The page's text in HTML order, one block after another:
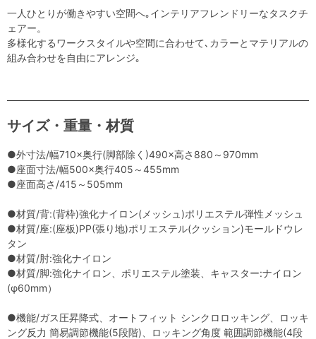
一人ひとりが働きやすい空間へ｡インテリアフレンドリーなタスクチ
ェアー。
多様化するワークスタイルや空間に合わせて､カラーとマテリアルの
組み合わせを自由にアレンジ｡
サイズ・重量・材質
●外寸法/幅710×奥行(脚部除く)490×高さ880～970mm
●座面寸法/幅500×奥行405～455mm
●座面高さ/415～505mm
●材質/背:(背枠)強化ナイロン(メッシュ)ポリエステル弾性メッシュ
●材質/座:(座板)PP(張り地)ポリエステル(クッション)モールドウレ
タン
●材質/肘:強化ナイロン
●材質/脚:強化ナイロン、ポリエステル塗装、キャスター:ナイロン
(φ60mm）
●機能/ガス圧昇降式、オートフィット シンクロロッキング、ロッキ
ング反力 簡易調節機能(5段階)、ロッキング角度 範囲調節機能(4段